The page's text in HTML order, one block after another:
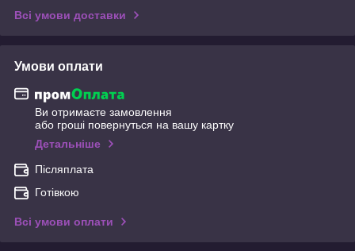
Всі умови доставки
Умови оплати
Ви отримаєте замовлення
або гроші повернуться на вашу картку
Детальніше
Післяплата
Готівкою
Всі умови оплати